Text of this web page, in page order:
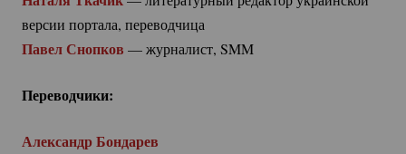
версии портала, переводчица
Павел Снопков — журналист, SMM
Переводчики:
Александр Бондарев